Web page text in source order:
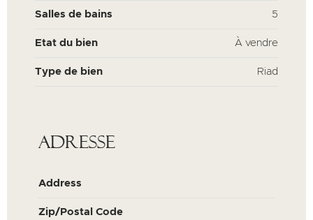
Salles de bains 5
Etat du bien À vendre
Type de bien Riad
Adresse
Address
Zip/Postal Code